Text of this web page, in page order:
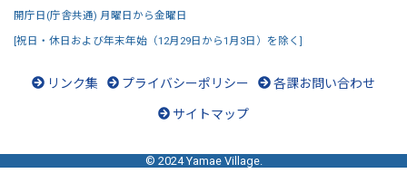
開庁日(庁舎共通) 月曜日から金曜日
[祝日・休日および年末年始（12月29日から1月3日）を除く]
リンク集 プライバシーポリシー 各課お問い合わせ
サイトマップ
© 2024 Yamae Village.